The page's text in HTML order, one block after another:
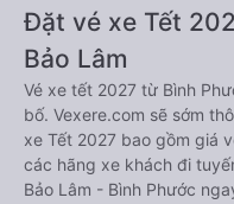
Đặt vé xe Tết
Bảo Lâm
Vé xe tết 2027 từ Bình
bố. Vexere.com sẽ sớm
xe Tết 2027 bao gồm giá
các hãng xe khách đi
Bảo Lâm - Bình Phước